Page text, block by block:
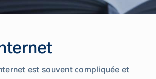
est souvent compliquée et